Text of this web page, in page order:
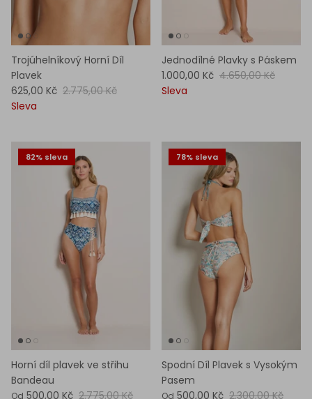
Trojúhelníkový Horní Díl
Plavek
625,00 Kč 2.775,00 Kč
Sleva
Jednodílné Plavky s Páskem
1.000,00 Kč 4.650,00 Kč
Sleva
82% sleva
Horní díl plavek ve střihu
Bandeau
Od 500,00 Kč 2.775,00 Kč
78% sleva
Spodní Díl Plavek s Vysokým
Pasem
Od 500,00 Kč 2.300,00 Kč